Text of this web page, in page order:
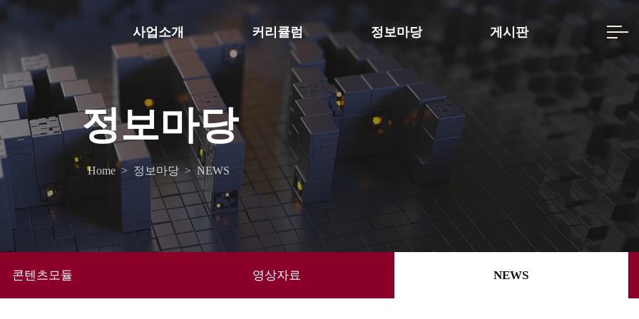
사업소개 커리큘럼 정보마당 게시판
정보마당
Home> 정보마당 > NEWS
콘텐츠모듈 영상자료 NEWS